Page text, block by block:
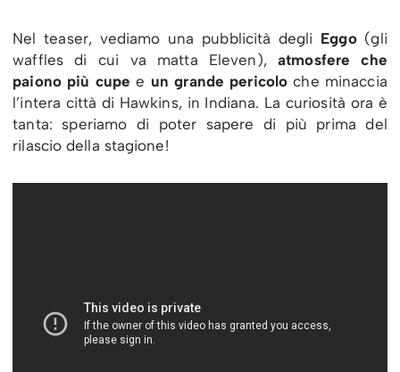
Nel teaser, vediamo una pubblicità degli Eggo(gli
waffles di cui va matta Eleven),atmosfere che
paiono più cupe e un grande pericolo che minaccia
l’intera città di Hawkins, in Indiana. La curiosità ora è
tanta: speriamo di poter sapere di più prima del
rilascio della stagione!